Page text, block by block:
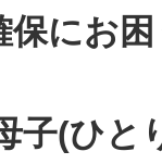
にお
子(ひと